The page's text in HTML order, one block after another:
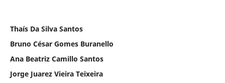
Thaís Da Silva Santos
Bruno César Gomes Buranello
Ana Beatriz Camillo Santos
Jorge Juarez Vieira Teixeira